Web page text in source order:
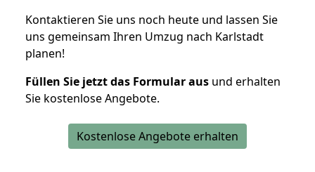
Kontaktieren Sie uns noch heute und lassen Sie
uns gemeinsam Ihren Umzug nach Karlstadt
planen!
Füllen Sie jetzt das Formular aus und erhalten
Sie kostenlose Angebote.
Kostenlose Angebote erhalten